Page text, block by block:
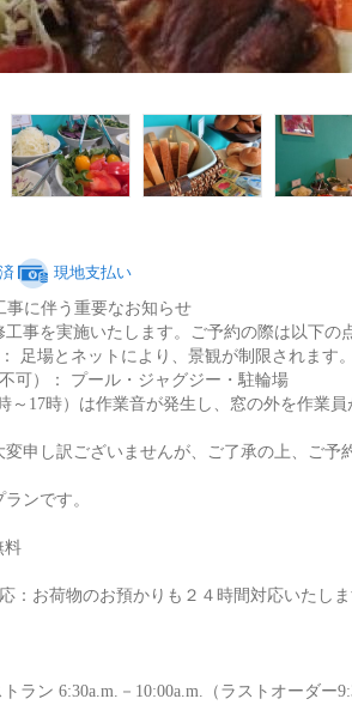
現地支払い
事に伴う重要なお知らせ
工事を実施いたします。ご予約の際は以下の
足場とネットにより、景観が制限されます
可）： プール・ジャグジー・駐輪場
～17時）は作業音が発生し、窓の外を作業員
申し訳ございませんが、ご了承の上、ご予
ンです。
料
：お荷物のお預かりも２４時間対応いたし
ラン 6:30a.m.－10:00a.m.（ラストオーダー